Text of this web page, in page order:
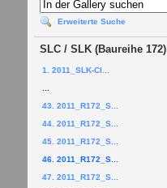
Erweiterte Suche
SLC / SLK (Baureihe 172)
1. 2011_SLK-Cl...
43. 2011_R172_S...
44. 2011_R172_S...
45. 2011_R172_S...
46. 2011_R172_S...
47. 2011_R172_S...